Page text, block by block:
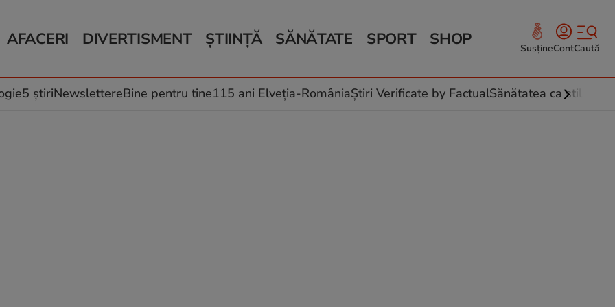
AFACERI
Auto
Locuri de muncă
DIVERTISMENT
Horoscop
Muzică și Filme
ȘTIINȚĂ
Schimbări climatice
SĂNĂTATE
Relații
Rețete culinare
SPORT SHOP SusțineContCaută
5 știriNewslettereBine pentru tine115 ani Elveția-RomâniaȘtiri Verificate by FactualSănătatea ca stil de